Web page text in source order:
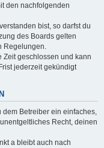
den nachfolgenden
bist, so darfst du
des Boards gelten
Regelungen.
Zeit geschlossen und kann
jederzeit gekündigt
dem Betreiber ein einfaches,
Recht, deinen
a bleibt auch nach